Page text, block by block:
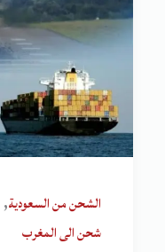
الشحن من السعودية,
شحن الى المغرب